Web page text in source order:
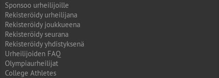
Sponsoo urheilijoille
Rekisteröidy urheilijana
Rekisteröidy joukkueena
Rekisteröidy seurana
Rekisteröidy yhdistyksenä
Urheilijoiden FAQ
Olympiaurheilijat
College Athletes